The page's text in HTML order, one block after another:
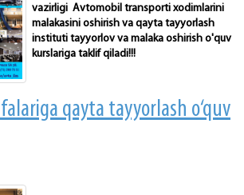
vazirligi Avtomobil transporti xodimlarini
malakasini oshirish va qayta tayyorlash
instituti tayyorlov va malaka oshirish o'quv
kurslariga taklif qiladi!!!
qayta tayyorlash o‘quv